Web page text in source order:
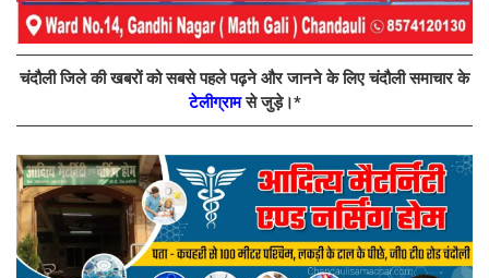
चंदौली जिले की खबरों को सबसे पहले पढ़ने और जानने के लिए चंदौली समाचार के
टेलीग्रामसे जुड़े।*